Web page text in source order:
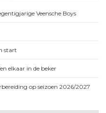
Veensche Boys
start
elkaar in de beker
op seizoen 2026/2027